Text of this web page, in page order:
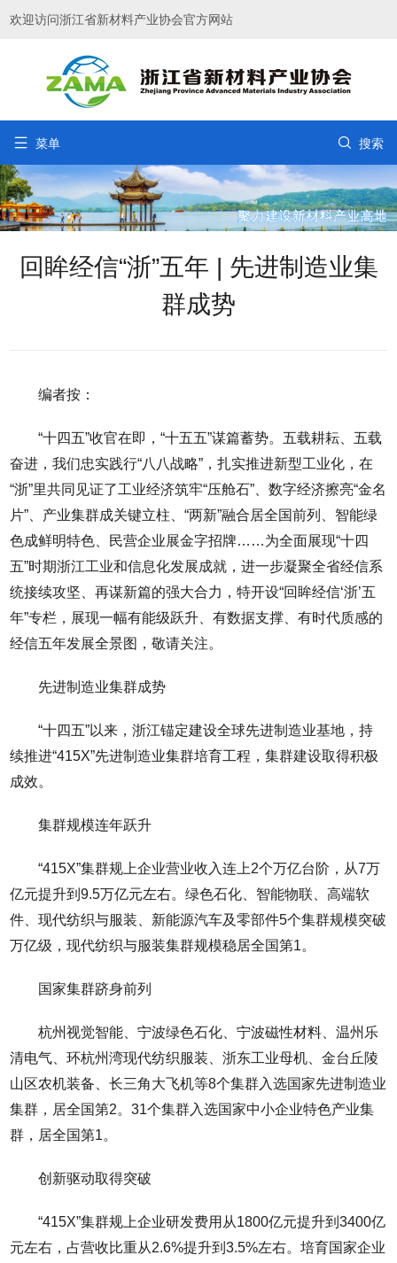
欢迎访问浙江省新材料产业协会官方网站
 菜单  搜索
回眸经信“浙”五年 | 先进制造业集
群成势
编者按：
“十四五”收官在即，“十五五”谋篇蓄势。五载耕耘、五载
奋进，我们忠实践行“八八战略”，扎实推进新型工业化，在
“浙”里共同见证了工业经济筑牢“压舱石”、数字经济擦亮“金名
片”、产业集群成关键立柱、“两新”融合居全国前列、智能绿
色成鲜明特色、民营企业展金字招牌……为全面展现“十四
五”时期浙江工业和信息化发展成就，进一步凝聚全省经信系
统接续攻坚、再谋新篇的强大合力，特开设“回眸经信‘浙’五
年”专栏，展现一幅有能级跃升、有数据支撑、有时代质感的
经信五年发展全景图，敬请关注。
先进制造业集群成势
“十四五”以来，浙江锚定建设全球先进制造业基地，持
续推进“415X”先进制造业集群培育工程，集群建设取得积极
成效。
集群规模连年跃升
“415X”集群规上企业营业收入连上2个万亿台阶，从7万
亿元提升到9.5万亿元左右。绿色石化、智能物联、高端软
件、现代纺织与服装、新能源汽车及零部件5个集群规模突破
万亿级，现代纺织与服装集群规模稳居全国第1。
国家集群跻身前列
杭州视觉智能、宁波绿色石化、宁波磁性材料、温州乐
清电气、环杭州湾现代纺织服装、浙东工业母机、金台丘陵
山区农机装备、长三角大飞机等8个集群入选国家先进制造业
集群，居全国第2。31个集群入选国家中小企业特色产业集
群，居全国第1。
创新驱动取得突破
“415X”集群规上企业研发费用从1800亿元提升到3400亿
元左右，占营收比重从2.6%提升到3.5%左右。培育国家企业